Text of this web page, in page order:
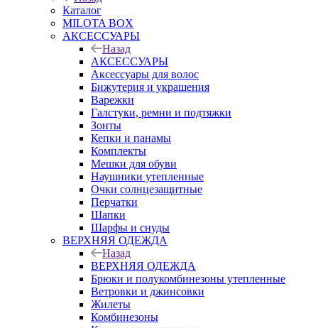
Каталог
MILOTA BOX
АКСЕССУАРЫ
Назад
АКСЕССУАРЫ
Аксессуары для волос
Бижутерия и украшения
Варежки
Галстуки, ремни и подтяжки
Зонты
Кепки и панамы
Комплекты
Мешки для обуви
Наушники утепленные
Очки солнцезащитные
Перчатки
Шапки
Шарфы и снуды
ВЕРХНЯЯ ОДЕЖДА
Назад
ВЕРХНЯЯ ОДЕЖДА
Брюки и полукомбинезоны утепленные
Ветровки и джинсовки
Жилеты
Комбинезоны